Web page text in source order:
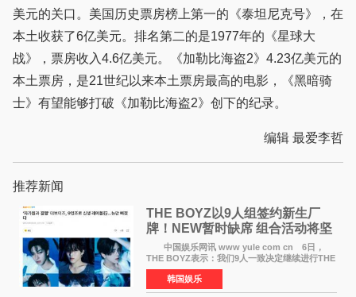
美元的关口。美国历史票房榜上第一的《泰坦尼克号》，在
本土收获了6亿美元。排名第二的是1977年的《星球大
战》，票房收入4.6亿美元。《加勒比海盗2》4.23亿美元的
本土票房，是21世纪以来本土票房最高的电影，《黑暗骑
士》有望能够打破《加勒比海盗2》创下的纪录。
编辑 最爱李哲
推荐新闻
THE BOYZ以9人组签约新生厂
牌！NEW暂时缺席 组合活动将坚
定不移继续
中国娱乐网讯 www yule com cn 6日，
THE BOYZ表示：我们9人一致决定继续进行THE
BOYZ组合活动，并且已经完成了组合团体活动
签约。目前正在新生厂牌下进行活动准备。尚未
离开THE BOYZ原所
韩国娱乐